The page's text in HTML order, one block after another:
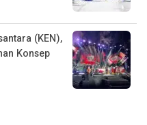
(KEN),
Konsep